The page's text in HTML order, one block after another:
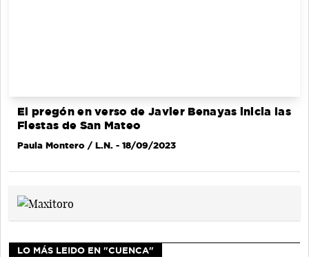
El pregón en verso de Javier Benayas inicia las
Fiestas de San Mateo
Paula Montero / L.N. - 18/09/2023
LO MÁS LEIDO EN "CUENCA"